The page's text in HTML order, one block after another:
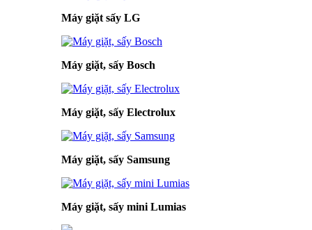
Máy giặt sấy LG
Máy giặt, sấy Bosch
Máy giặt, sấy Electrolux
Máy giặt, sấy Samsung
Máy giặt, sấy mini Lumias